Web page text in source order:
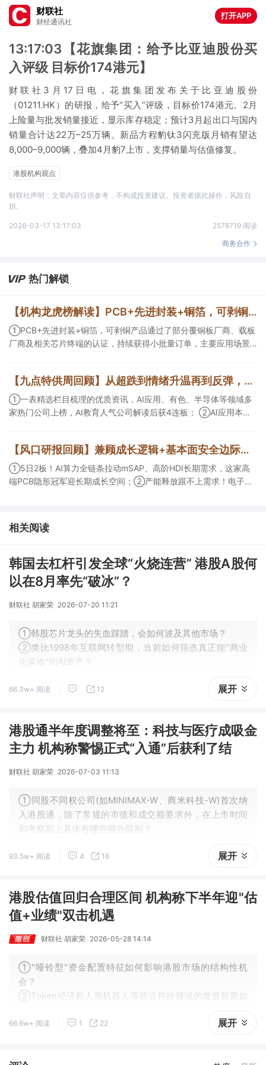
财联社
财经通讯社
打开APP
13:17:03【花旗集团：给予比亚迪股份买
入评级 目标价174港元】
财联社3月17日电，花旗集团发布关于比亚迪股份
（01211.HK）的研报，给予“买入”评级，目标价174港元。2月
上险量与批发销量接近，显示库存稳定；预计3月起出口与国内
销量合计达22万–25万辆。新品方程豹钛3闪充版月销有望达
8,000–9,000辆，叠加4月豹7上市，支撑销量与估值修复。
港股机构观点
财联社声明：文章内容仅供参考，不构成投资建议。投资者据此操作，风险自
担。
2026-03-17 13:17:03
2578719 阅读
商务合作
热门解锁
【机构龙虎榜解读】PCB+先进封装+铜箔，可剥铜产品通过了部分覆铜板厂商、载板厂商及相关芯片终端的认证，持续获得小批量订单，主要应用场景包括芯片封装光模块用PCB，机构大额净买入这家公司
①PCB+先进封装+铜箔，可剥铜产品通过了部分覆铜板厂商、载板
厂商及相关芯片终端的认证，持续获得小批量订单，主要应用场景
等方面具有丰富经验，具备承接细胞与基因治疗产品商业化受托生
产的合规资质，这家公司获净买入。
【九点特供周回顾】从超跌到情绪升温再到反弹，栏目梳理AI应用题材逻辑，AI教育人气公司解读后获4连板
①一表精选栏目梳理的优质资讯，AI应用、有色、半导体等领域多
家热门公司上榜，AI教育人气公司解读后获4连板； ②AI应用本周
角前瞻产业供需情况，提及2家核心公司双双涨停。
【风口研报回顾】兼顾成长逻辑+基本面安全边际！王牌自营前瞻覆盖“pcb+MLCC+电子布”，梳理AI产业链优质标的“深坑起跳”
①5日2板！AI算力全链条拉动mSAP、高阶HDI长期需求，这家高
端PCB隐形冠军迎长期成长空间；②产能释放跟不上需求！电子布
价预期暂未被市场定价，王牌自营前瞻捕捉“预期差”，3日大涨
26%。
相关阅读
韩国去杠杆引发全球“火烧连营” 港股A股何
以在8月率先“破冰”？
财联社 胡家荣 2026-07-20 11:21
①韩股芯片龙头的失血踩踏，会如何波及其他市场？
②类比1998年互联网转型期，当前如何筛选真正能“商业
化落地”的AI资产？
66.3w+ 阅读 12 展开
港股通半年度调整将至：科技与医疗成吸金
主力 机构称警惕正式“入通”后获利了结
财联社 胡家荣 2026-07-03 11:13
①同股不同权公司(如MINIMAX-W、商米科技-W)首次纳
入港股通，除了常规的市值和成交额要求外，在上市时间
和考察期上具体有哪些额外限制？
股票不需要等待8月25日的定期调整公告，它们各自的预
93.5w+ 阅读 4 16 展开
港股估值回归合理区间 机构称下半年迎"估
值+业绩"双击机遇
财联社 胡家荣 2026-05-28 14:14
①"哑铃型"资金配置特征如何影响港股市场的结构性机
会？
②Token经济和人形机器人等前沿科技领域的发展前景如
66.6w+ 阅读 1 22 展开